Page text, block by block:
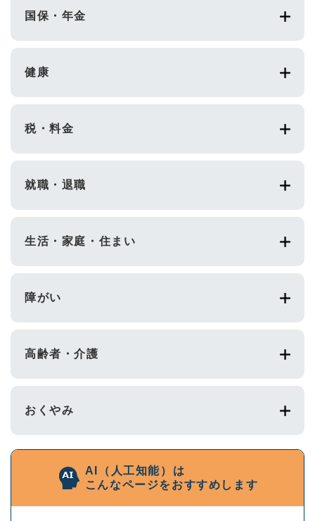
国保・年金
健康
税・料金
就職・退職
生活・家庭・住まい
障がい
高齢者・介護
おくやみ
AI（人工知能）は
こんなページをおすすめします